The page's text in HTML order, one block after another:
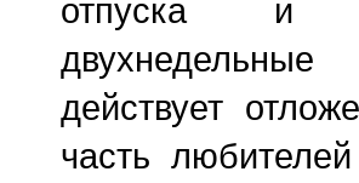
отпуска и
действует
часть